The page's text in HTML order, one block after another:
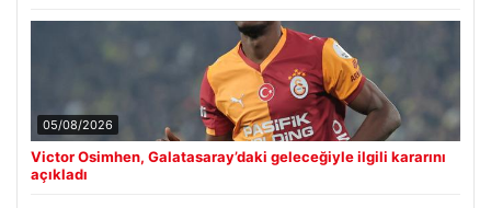
05/08/2026
Victor Osimhen, Galatasaray’daki geleceğiyle ilgili kararını
açıkladı